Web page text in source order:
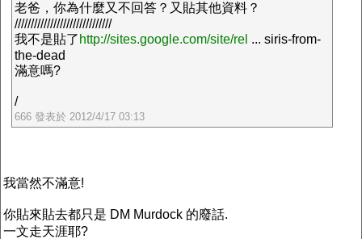
老爸，你為什麼又不回答？又貼其他資料？
//////////////////////////////
我不是貼了 http://sites.google.com/site/rel ... siris-from-
the-dead
滿意嗎?
/
666 發表於 2012/4/17 03:13
我當然不滿意!
你貼來貼去都只是 DM Murdock 的廢話.
一文走天涯耶?